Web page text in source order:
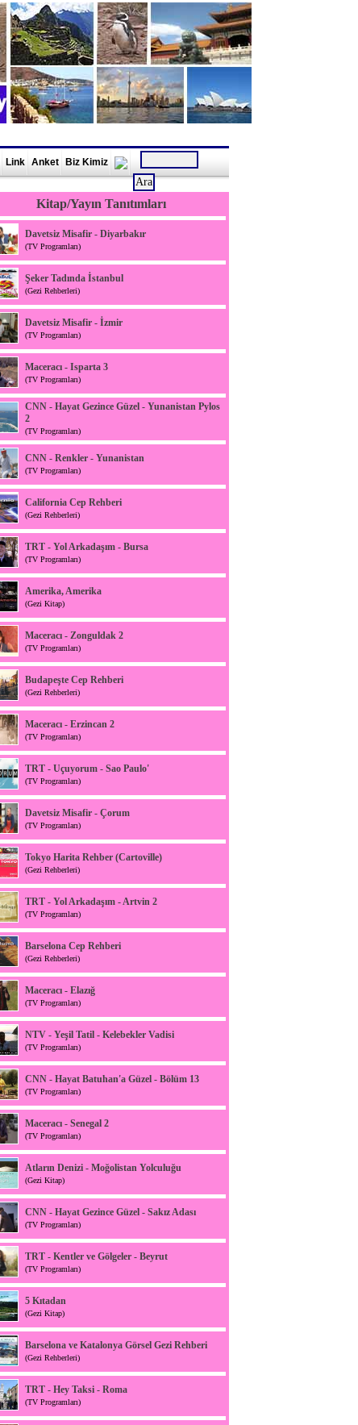
Link Anket Biz Kimiz
Kitap/Yayın Tanıtımları
Davetsiz Misafir - Diyarbakır
(TV Programları)
Şeker Tadında İstanbul
(Gezi Rehberleri)
Davetsiz Misafir - İzmir
(TV Programları)
Maceracı - Isparta 3
(TV Programları)
CNN - Hayat Gezince Güzel - Yunanistan Pylos
2
(TV Programları)
CNN - Renkler - Yunanistan
(TV Programları)
California Cep Rehberi
(Gezi Rehberleri)
TRT - Yol Arkadaşım - Bursa
(TV Programları)
Amerika, Amerika
(Gezi Kitap)
Maceracı - Zonguldak 2
(TV Programları)
Budapeşte Cep Rehberi
(Gezi Rehberleri)
Maceracı - Erzincan 2
(TV Programları)
TRT - Uçuyorum - Sao Paulo'
(TV Programları)
Davetsiz Misafir - Çorum
(TV Programları)
Tokyo Harita Rehber (Cartoville)
(Gezi Rehberleri)
TRT - Yol Arkadaşım - Artvin 2
(TV Programları)
Barselona Cep Rehberi
(Gezi Rehberleri)
Maceracı - Elazığ
(TV Programları)
NTV - Yeşil Tatil - Kelebekler Vadisi
(TV Programları)
CNN - Hayat Batuhan'a Güzel - Bölüm 13
(TV Programları)
Maceracı - Senegal 2
(TV Programları)
Atların Denizi - Moğolistan Yolculuğu
(Gezi Kitap)
CNN - Hayat Gezince Güzel - Sakız Adası
(TV Programları)
TRT - Kentler ve Gölgeler - Beyrut
(TV Programları)
5 Kıtadan
(Gezi Kitap)
Barselona ve Katalonya Görsel Gezi Rehberi
(Gezi Rehberleri)
TRT - Hey Taksi - Roma
(TV Programları)